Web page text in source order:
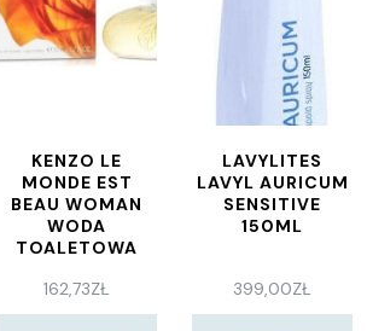
KENZO LE
MONDE EST
BEAU WOMAN
WODA
TOALETOWA
162,73ZŁ
LAVYLITES
LAVYL AURICUM
SENSITIVE
150ML
399,00ZŁ